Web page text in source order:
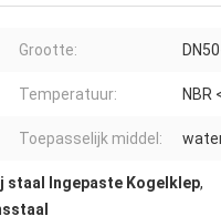
Grootte:
Temperatuur: NBR
Toepasselijk middel:
staal Ingepaste Kogelklep,